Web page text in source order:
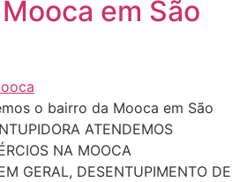
em São
o bairro da Mooca em São
ATENDEMOS
NA MOOCA
GERAL, DESENTUPIMENTO DE